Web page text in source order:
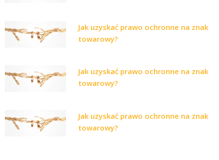
Jak uzyskać prawo ochronne na znak
towarowy?
Jak uzyskać prawo ochronne na znak
towarowy?
Jak uzyskać prawo ochronne na znak
towarowy?